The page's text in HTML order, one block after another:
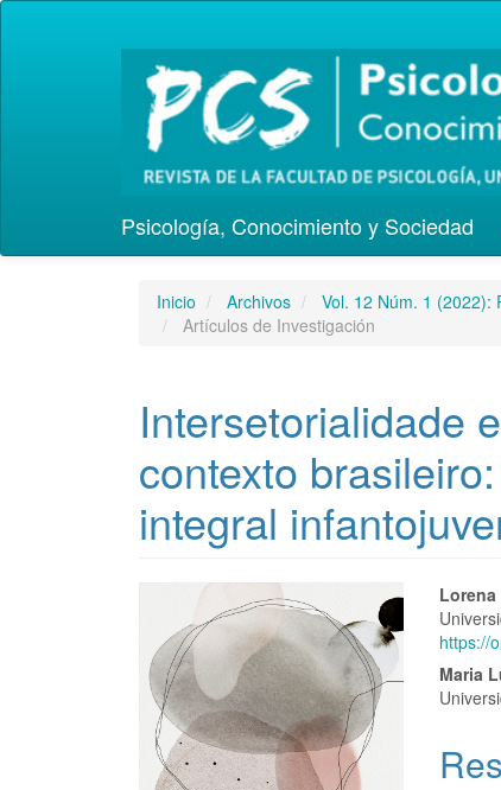
Psicología, Conocimiento y Sociedad
Inicio Archivos
Vol. 12 Núm. 1 (2022):
Artículos de Investigación
Intersetorialidade
contexto
integral
Barra
lateral
del
artículo
del
Lorena
https://
Maria